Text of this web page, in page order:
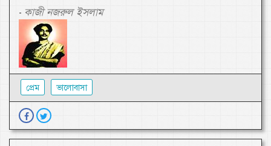
- কাজী নজরুল ইসলাম
প্রেম ভালোবাসা